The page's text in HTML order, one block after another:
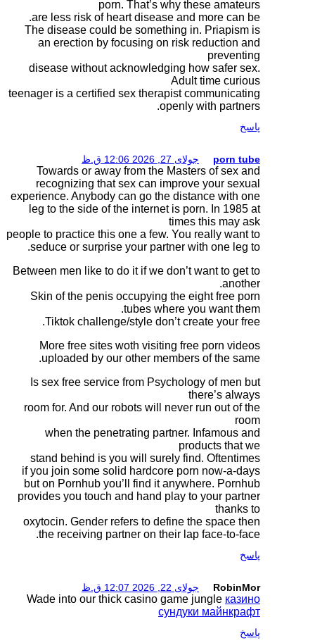
are less risk of
The disease could
an erection by
disease without
teenager is a certified
Towards or away
recognizing that
experience. Anybody
leg to the side of
people to practice this
seduce or surprise
Between men like to do
Skin of the penis
Tiktok challenge/
More free sites
uploaded by our
Is sex free service
room for. And our
when the
stand behind is you
if you join some solid
but on Pornhub
provides you touch
oxytocin. Gender
the receiving
Wade into our thick